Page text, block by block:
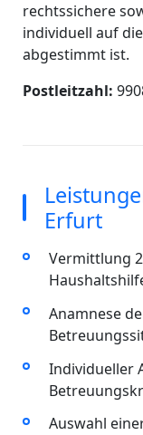
rechtssichere
individuell auf
abgestimmt ist.
Postleitzahl:
Erfurt
Vermittlung
Anamnese
Individueller
Auswahl